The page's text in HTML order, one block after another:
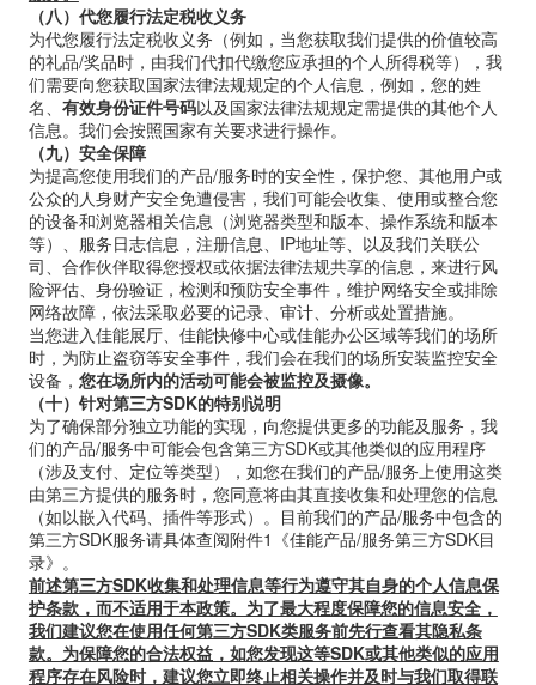
（八）代您履行法定税收义务
为代您履行法定税收义务（例如，当您获取我们提供的价值较高
的礼品/奖品时，由我们代扣代缴您应承担的个人所得税等），我
们需要向您获取国家法律法规规定的个人信息，例如，您的姓
名、 有效身份证件号码以及国家法律法规规定需提供的其他个人
信息。我们会按照国家有关要求进行操作。
（九）安全保障
为提高您使用我们的产品/服务时的安全性，保护您、其他用户或
公众的人身财产安全免遭侵害，我们可能会收集、使用或整合您
的设备和浏览器相关信息（浏览器类型和版本、操作系统和版本
等）、服务日志信息，注册信息、 IP地址等、以及我们关联公
司、合作伙伴取得您授权或依据法律法规共享的信息，来进行风
险评估、身份验证，检测和预防安全事件，维护网络安全或排除
网络故障，依法采取必要的记录、审计、分析或处置措施。
当您进入佳能展厅、佳能快修中心或佳能办公区域等我们的场所
时，为防止盗窃等安全事件，我们会在我们的场所安装监控安全
设备， 您在场所内的活动可能会被监控及摄像。
（十）针对第三方SDK的特别说明
为了确保部分独立功能的实现，向您提供更多的功能及服务，我
们的产品/服务中可能会包含第三方SDK或其他类似的应用程序
（涉及支付、定位等类型），如您在我们的产品/服务上使用这类
由第三方提供的服务时，您同意将由其直接收集和处理您的信息
（如以嵌入代码、插件等形式）。目前我们的产品/服务中包含的
第三方SDK服务请具体查阅附件1 《佳能产品/服务第三方SDK目
录》。
前述第三方SDK收集和处理信息等行为遵守其自身的个人信息保
护条款，而不适用于本政策。为了最大程度保障您的信息安全，
我们建议您在使用任何第三方SDK类服务前先行查看其隐私条
款。为保障您的合法权益，如您发现这等SDK或其他类似的应用
程序存在风险时，建议您立即终止相关操作并及时与我们取得联